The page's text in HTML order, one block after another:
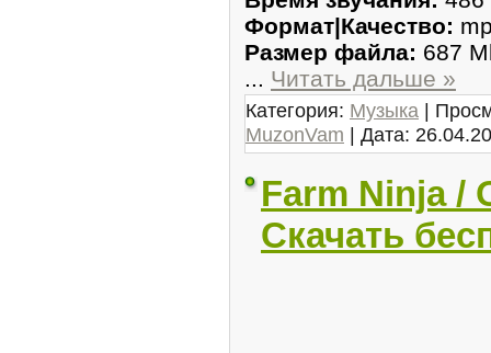
Формат|Качество:
Размер файла: 687
... Читать дальше »
Категория: Музыка |
MuzonVam | Дата:
Farm Ninja /
Скачать